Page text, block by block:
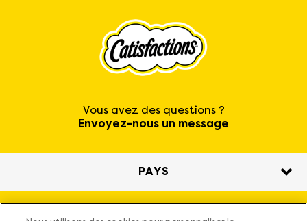
Vous avez des questions ?
Envoyez-nous un message
PAYS